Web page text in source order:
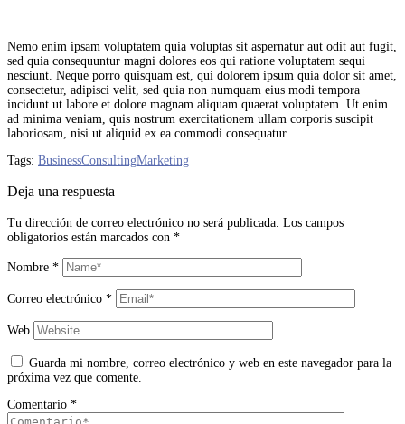
Nemo enim ipsam voluptatem quia voluptas sit aspernatur aut odit aut fugit,
sed quia consequuntur magni dolores eos qui ratione voluptatem sequi
nesciunt. Neque porro quisquam est, qui dolorem ipsum quia dolor sit amet,
consectetur, adipisci velit, sed quia non numquam eius modi tempora
incidunt ut labore et dolore magnam aliquam quaerat voluptatem. Ut enim
ad minima veniam, quis nostrum exercitationem ullam corporis suscipit
laboriosam, nisi ut aliquid ex ea commodi consequatur.
Tags: BusinessConsultingMarketing
Deja una respuesta
Tu dirección de correo electrónico no será publicada. Los campos
obligatorios están marcados con *
Nombre *
Correo electrónico *
Web
Guarda mi nombre, correo electrónico y web en este navegador para la
próxima vez que comente.
Comentario *